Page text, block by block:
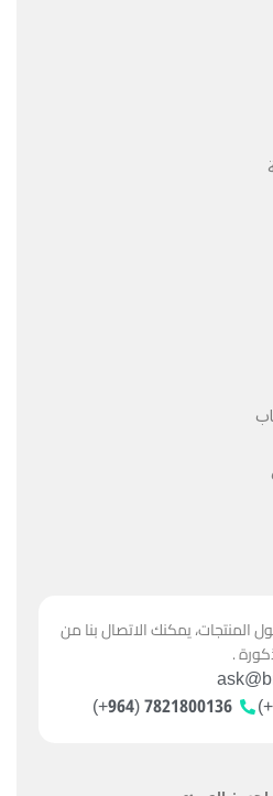
المنتجات، يمكنك الاتصال بنا من
.
7821800136 (964+)